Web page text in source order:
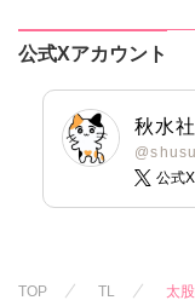
公式Xアカウント
秋水
公式
TOP TL 太